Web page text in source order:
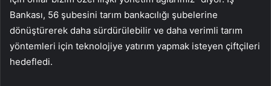
Bankası, 56 şubesini tarım bankacılığı şubelerine
dönüştürerek daha sürdürülebilir ve daha verimli tarım
yöntemleri için teknolojiye yatırım yapmak isteyen çiftçileri
hedefledi.